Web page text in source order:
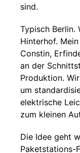
sind.
Typisch Berlin.
Hinterhof.
Constin,
an der
Produktion.
um
elektrische
zum kleinen
Die Idee geht
Paketstations-